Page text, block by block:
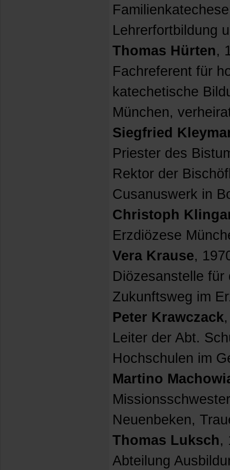
Lehrerfortbildung
Thomas Hürten,
Fachreferent für
katechetische
München,
Siegfried
Priester des
Rektor der
Cusanuswerk in
Christoph
Erzdiözese
Vera Krause,
Diözesanstelle für
Zukunftsweg im
Peter Krawczack
Leiter der Abt.
Hochschulen im
Martino
Neuenbeken,
Thomas Luksch,
Abteilung